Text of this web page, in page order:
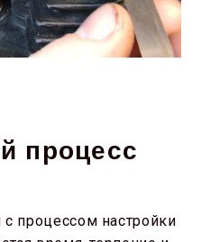
процесс
процессом настройки